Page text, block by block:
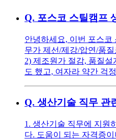
Q. 포스코 스틸캠프
안녕하세요, 이번 포스
무가 제선/제강/압연/품
2) 제조원가 절감, 품질
도 했고, 여자라 약간 걱
Q. 생산기술 직무 관
1. 생산기술 직무에 지원
다. 도움이 되는 자격증